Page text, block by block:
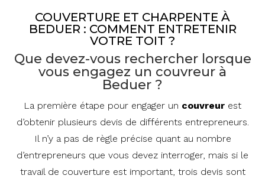
COUVERTURE ET CHARPENTE À
BEDUER : COMMENT ENTRETENIR
VOTRE TOIT ?
Que devez-vous rechercher lorsque
vous engagez un couvreur à
Beduer ?
La première étape pour engager un couvreur est
d’obtenir plusieurs devis de différents entrepreneurs.
Il n’y a pas de règle précise quant au nombre
d’entrepreneurs que vous devez interroger, mais si le
travail de couverture est important, trois devis sont